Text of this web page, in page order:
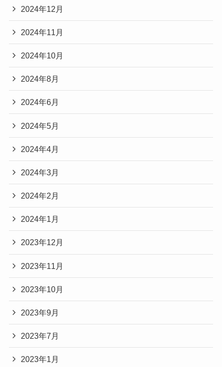
2024年12月
2024年11月
2024年10月
2024年8月
2024年6月
2024年5月
2024年4月
2024年3月
2024年2月
2024年1月
2023年12月
2023年11月
2023年10月
2023年9月
2023年7月
2023年1月